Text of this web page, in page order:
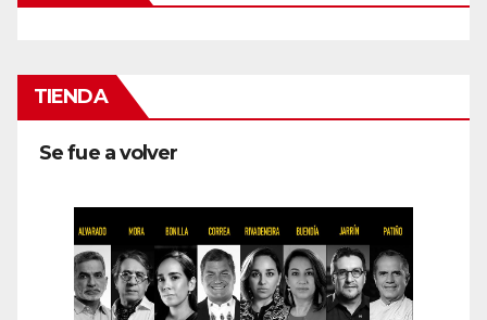
TIENDA
Se fue a volver